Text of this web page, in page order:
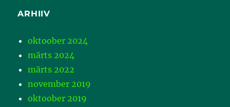
ARHIIV
oktoober 2024
märts 2024
märts 2022
november 2019
oktoober 2019